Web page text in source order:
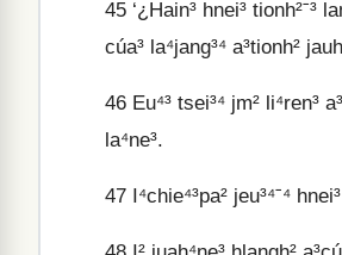
45 ‘¿Hain³ hnei³ tionh²ˉ³
cúa³ la⁴jang³⁴ a³tionh²
46 Eu⁴³ tsei³⁴ jm² li⁴ren³
la⁴ne³.
47 I⁴chie⁴³pa² jeu³⁴ˉ⁴